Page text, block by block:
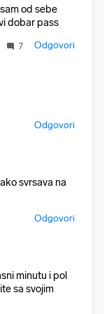
od sebe
dobar pass
7 Odgovori
Odgovori
svrsava na
Odgovori
minutu i pol
sa svojim